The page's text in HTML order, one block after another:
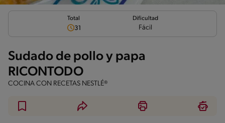
Total
31
Dificultad
Fácil
Sudado de pollo y papa
RICONTODO
COCINA CON RECETAS NESTLÉ®